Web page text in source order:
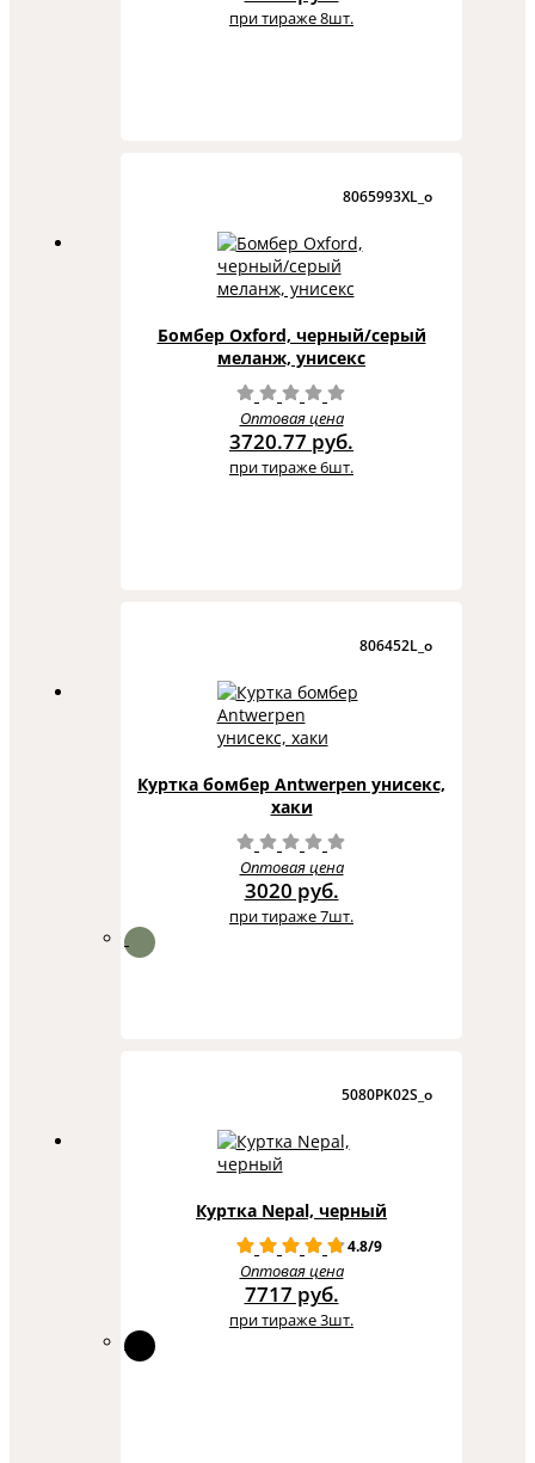
при тираже 8шт.
8065993XL_o
Бомбер Oxford, черный/серый
меланж, унисекс
Оптовая цена
3720.77 руб.
при тираже 6шт.
806452L_o
Куртка бомбер Antwerpen унисекс,
хаки
Оптовая цена
3020 руб.
при тираже 7шт.
5080PK02S_o
Куртка Nepal, черный
4.8/9
Оптовая цена
7717 руб.
при тираже 3шт.